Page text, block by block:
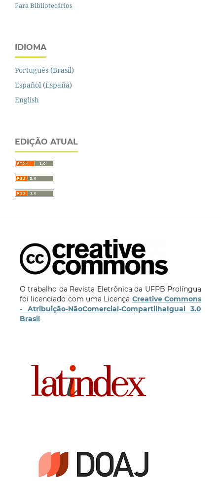
Para Bibliotecários
IDIOMA
Português (Brasil)
Español (España)
English
EDIÇÃO ATUAL
O trabalho da Revista Eletrônica da UFPB Prolíngua
foi licenciado com uma Licença Creative Commons
- Atribuição-NãoComercial-CompartilhaIgual 3.0
Brasil